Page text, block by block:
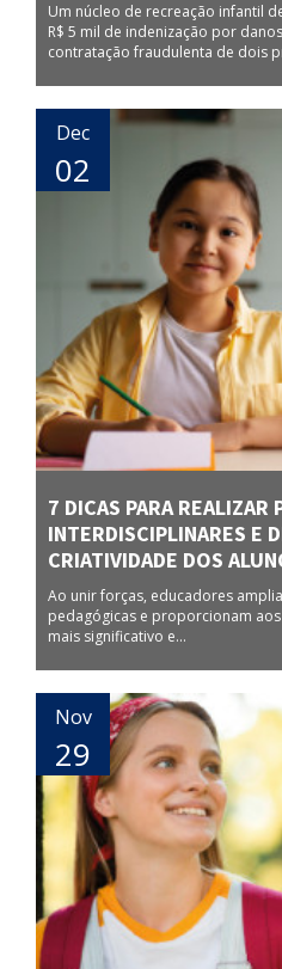
Um núcleo de recreação infantil
R$ 5 mil de indenização por
contratação fraudulenta de dois
Dec
02
7 DICAS PARA REALIZAR
INTERDISCIPLINARES E
CRIATIVIDADE DOS
Ao unir forças, educadores
pedagógicas e proporcionam
mais significativo e...
Nov
29